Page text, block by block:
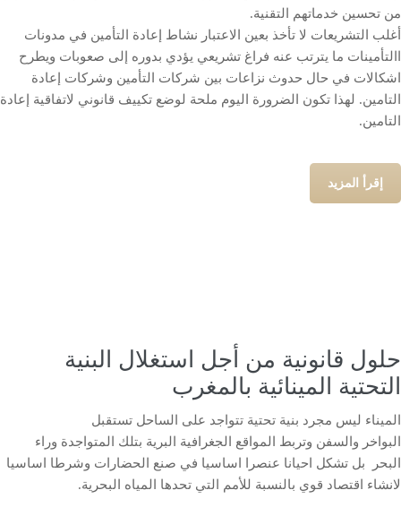
من تحسين خدماتهم التقنية.
أغلب التشريعات لا تأخذ بعين الاعتبار نشاط إعادة التأمين في مدونات
االتأمينات ما يترتب عنه فراغ تشريعي يؤدي بدوره إلى صعوبات ويطرح
اشكالات في حال حدوث نزاعات بين شركات التأمين وشركات إعادة
التامين. لهذا تكون الضرورة اليوم ملحة لوضع تكييف قانوني لاتفاقية إعادة
التامين.
إقرأ المزيد
حلول قانونية من أجل استغلال البنية
التحتية المينائية بالمغرب
الميناء ليس مجرد بنية تحتية تتواجد على الساحل تستقبل
البواخر والسفن وتربط المواقع الجغرافية البرية بتلك المتواجدة وراء
البحر بل تشكل احيانا عنصرا اساسيا في صنع الحضارات وشرطا اساسيا
لانشاء اقتصاد قوي بالنسبة للأمم التي تحدها المياه البحرية.